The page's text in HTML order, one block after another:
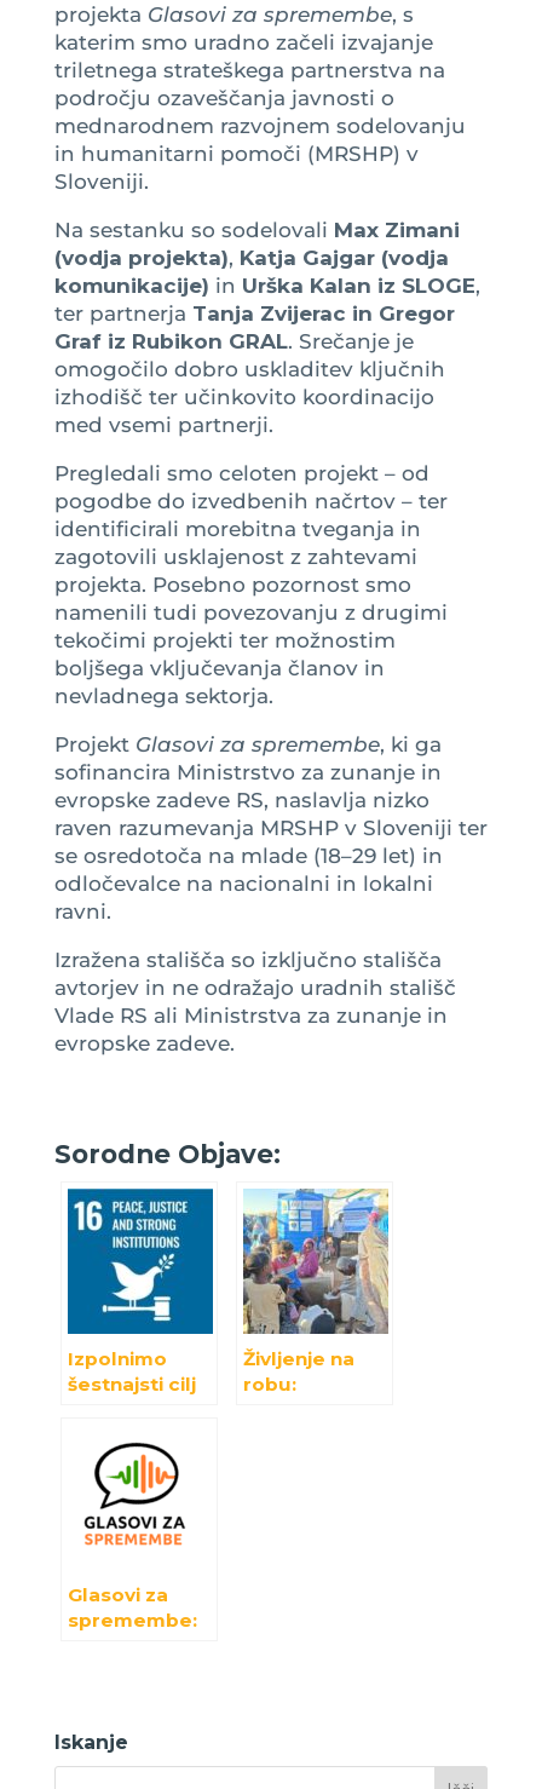
projekta Glasovi za spremembe, s
katerim smo uradno začeli izvajanje
triletnega strateškega partnerstva na
področju ozaveščanja javnosti o
mednarodnem razvojnem sodelovanju
in humanitarni pomoči (MRSHP) v
Sloveniji.
Na sestanku so sodelovali Max Zimani
(vodja projekta), Katja Gajgar (vodja
komunikacije) in Urška Kalan iz SLOGE,
ter partnerja Tanja Zvijerac in Gregor
Graf iz Rubikon GRAL. Srečanje je
omogočilo dobro uskladitev ključnih
izhodišč ter učinkovito koordinacijo
med vsemi partnerji.
Pregledali smo celoten projekt – od
pogodbe do izvedbenih načrtov – ter
identificirali morebitna tveganja in
zagotovili usklajenost z zahtevami
projekta. Posebno pozornost smo
namenili tudi povezovanju z drugimi
tekočimi projekti ter možnostim
boljšega vključevanja članov in
nevladnega sektorja.
Projekt Glasovi za spremembe, ki ga
sofinancira Ministrstvo za zunanje in
evropske zadeve RS, naslavlja nizko
raven razumevanja MRSHP v Sloveniji ter
se osredotoča na mlade (18–29 let) in
odločevalce na nacionalni in lokalni
ravni.
Izražena stališča so izključno stališča
avtorjev in ne odražajo uradnih stališč
Vlade RS ali Ministrstva za zunanje in
evropske zadeve.
Sorodne Objave:
Izpolnimo
šestnajsti cilj
Življenje na
robu:
Glasovi za
spremembe:
Iskanje